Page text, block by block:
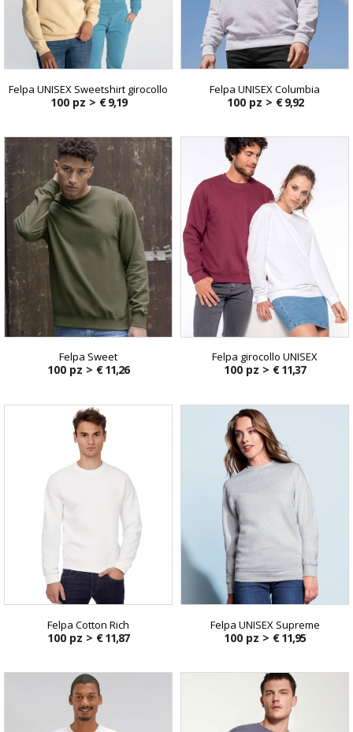
Felpa UNISEX Sweetshirt girocollo
100 pz > € 9,19
Felpa UNISEX Columbia
100 pz > € 9,92
Felpa Sweet
100 pz > € 11,26
Felpa girocollo UNISEX
100 pz > € 11,37
Felpa Cotton Rich
100 pz > € 11,87
Felpa UNISEX Supreme
100 pz > € 11,95